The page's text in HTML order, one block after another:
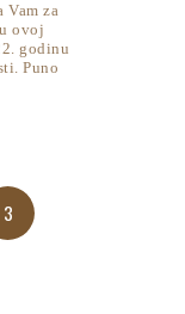
za
ovoj
godinu
Puno
PAGE
3